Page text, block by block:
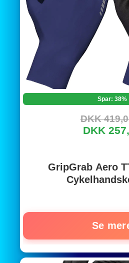
Spar: 38%
DKK
DKK
GripGrab Aero
Se